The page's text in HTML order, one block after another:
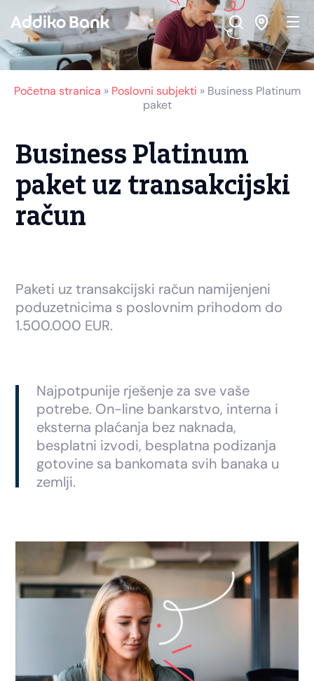
Navigation
Main
Content
Footer
Početna stranica » Poslovni subjekti » Business Platinum
paket
Business Platinum
paket uz transakcijski
račun
Paketi uz transakcijski račun namijenjeni
poduzetnicima s poslovnim prihodom do
1.500.000 EUR.
Najpotpunije rješenje za sve vaše
potrebe. On-line bankarstvo, interna i
eksterna plaćanja bez naknada,
besplatni izvodi, besplatna podizanja
gotovine sa bankomata svih banaka u
zemlji.